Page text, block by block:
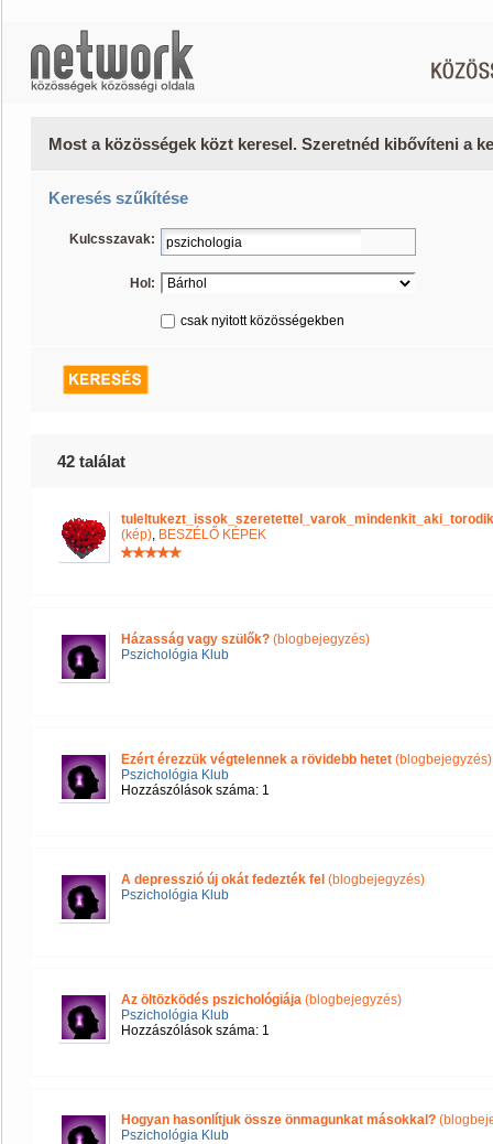
Most a közösségek közt keresel. Szeretnéd kibővíteni a
Keresés szűkítése
Kulcsszavak:
Hol:
csak nyitott közösségekben
42 találat
(kép), BESZÉLŐ KÉPEK
Házasság vagy szülők? (blogbejegyzés)
Pszichológia Klub
Ezért érezzük végtelennek a rövidebb hetet (blogbejegyzés)
Pszichológia Klub
Hozzászólások száma: 1
A depresszió új okát fedezték fel (blogbejegyzés)
Pszichológia Klub
Az öltözködés pszichológiája (blogbejegyzés)
Pszichológia Klub
Hozzászólások száma: 1
Hogyan hasonlítjuk össze önmagunkat másokkal?
Pszichológia Klub